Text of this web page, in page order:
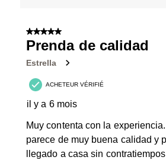
5 sur 5 étoiles.
Prenda de calidad
Estrella
ACHETEUR VÉRIFIÉ
il y a 6 mois
Muy contenta con la
parece de muy buena calidad y
llegado a casa sin